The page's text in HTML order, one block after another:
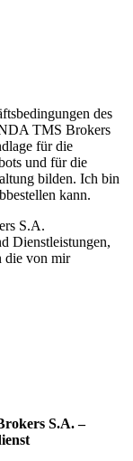
des
TMS Brokers
für die
und für die
bilden. Ich bin
kann.
S.A.
Dienstleistungen,
die von mir
S.A. –